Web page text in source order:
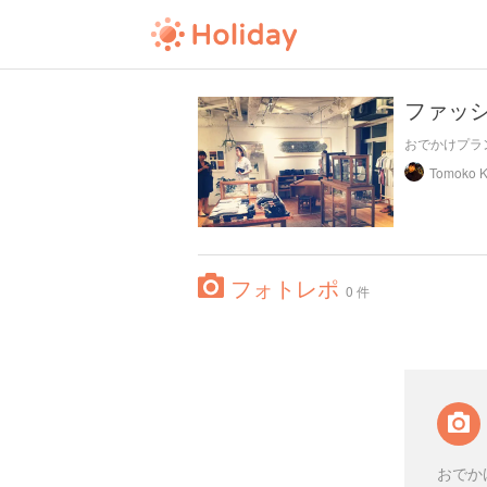
ファッ
おでかけプ
フォトレポ 0 件
おで